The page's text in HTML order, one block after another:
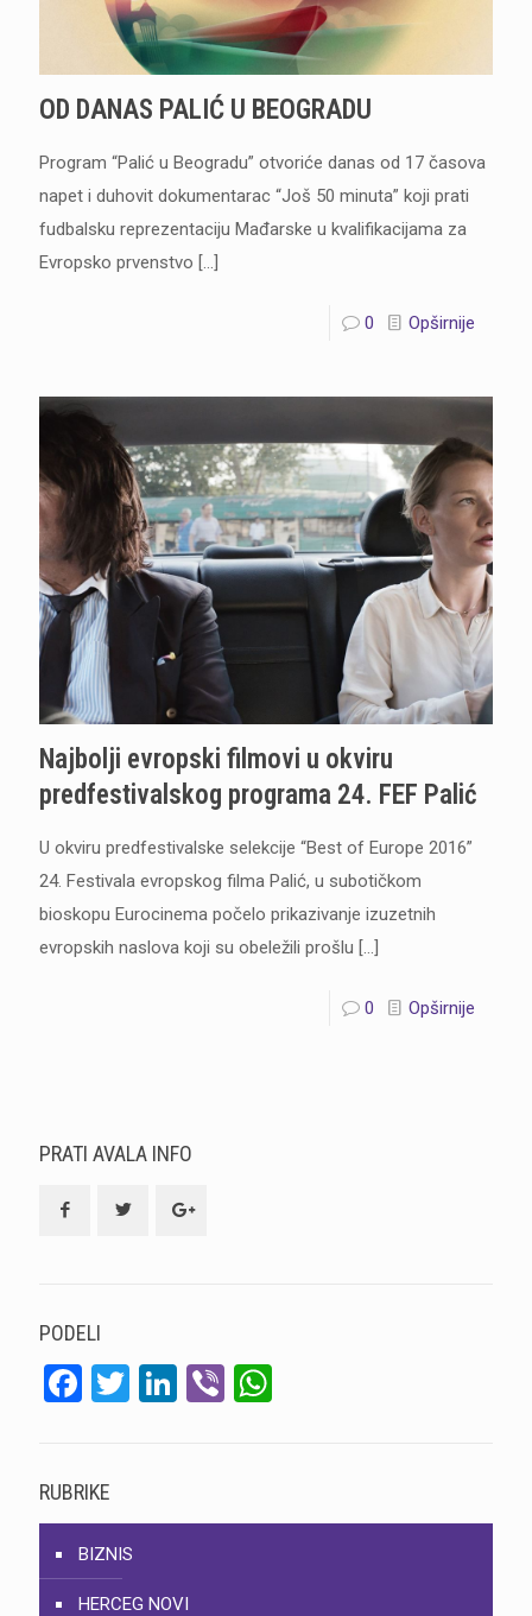
OD DANAS PALIĆ U BEOGRADU
Program “Palić u Beogradu” otvoriće danas od 17 časova
napet i duhovit dokumentarac “Još 50 minuta” koji prati
fudbalsku reprezentaciju Mađarske u kvalifikacijama za
Evropsko prvenstvo […]
0 Opširnije
Najbolji evropski filmovi u okviru
predfestivalskog programa 24. FEF Palić
U okviru predfestivalske selekcije “Best of Europe 2016”
24. Festivala evropskog filma Palić, u subotičkom
bioskopu Eurocinema počelo prikazivanje izuzetnih
evropskih naslova koji su obeležili prošlu […]
0 Opširnije
PRATI AVALA INFO
PODELI
Facebook
Twitter
LinkedIn
Viber
RUBRIKE
BIZNIS
HERCEG NOVI